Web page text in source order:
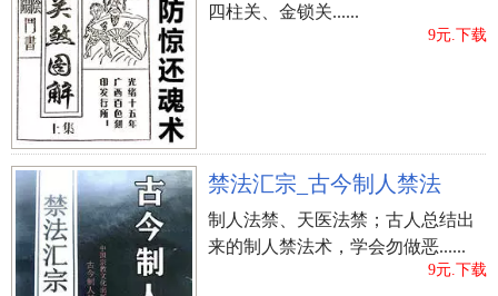
第二锤表明招标方一定出钱；
第三锤表明彼此一锤定音（一切就这么定了！）。
新一年早早已启航了，2020年是否可以使告别单身寻
找心上人呢，走桃花运旺不旺呢，热烈欢迎
下方的《精品测算》，精确计算专归属于您的谈恋爱
布局，祝你尽早寻找哪个对的心上人哦！
四柱关、金锁关......
9元.下载
禁法汇宗_古今制人禁法
制人法禁、天医法禁；古人总结出
来的制人禁法术，学会勿做恶......
9元.下载